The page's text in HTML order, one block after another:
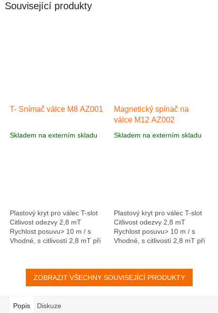
Související produkty
T- Snímač válce M8 AZ001
Skladem na externím skladu
Plastový kryt pro válec T-slot
Citlivost odezvy 2,8 mT
Rychlost posuvu> 10 m / s
Vhodné, s citlivostí 2,8 mT při
Magnetický spínač na
válce M12 AZ002
Skladem na externím skladu
Plastový kryt pro válec T-slot
Citlivost odezvy 2,8 mT
Rychlost posuvu> 10 m / s
Vhodné, s citlivostí 2,8 mT při
ZOBRAZIT VŠECHNY SOUVISEJÍCÍ PRODUKTY
Popis Diskuze